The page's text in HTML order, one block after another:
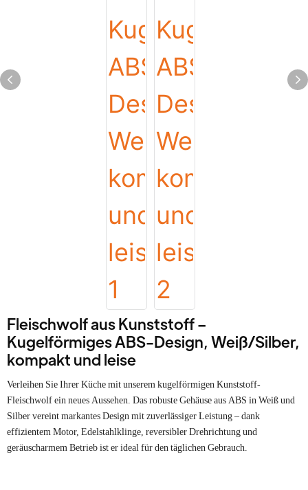
Fleischwolf aus Kunststoff –
Kugelförmiges ABS-Design, Weiß/Silber,
kompakt und leise
Verleihen Sie Ihrer Küche mit unserem kugelförmigen Kunststoff-
Fleischwolf ein neues Aussehen. Das robuste Gehäuse aus ABS in Weiß und
Silber vereint markantes Design mit zuverlässiger Leistung – dank
effizientem Motor, Edelstahlklinge, reversibler Drehrichtung und
geräuscharmem Betrieb ist er ideal für den täglichen Gebrauch.